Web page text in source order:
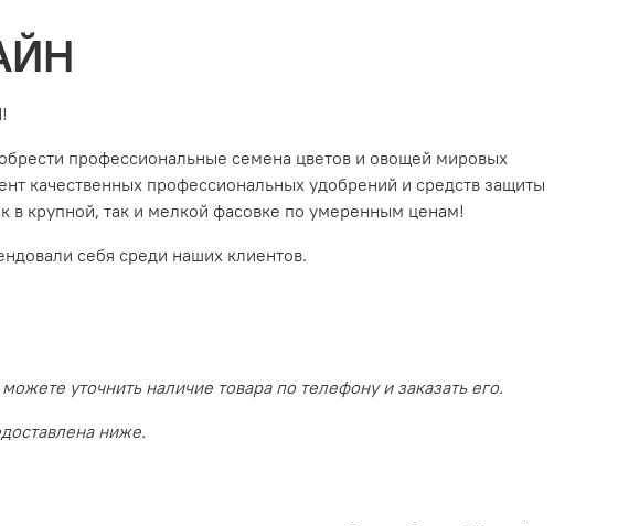
профессиональные семена цветов и овощей мировых
качественных профессиональных удобрений и средств защиты
в крупной, так и мелкой фасовке по умеренным ценам!
себя среди наших клиентов.
уточнить наличие товара по телефону и заказать его.
ниже.